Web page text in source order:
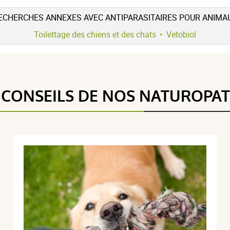
ANNEXES AVEC ANTIPARASITAIRES POUR
Toilettage des chiens et des chats
Vetobiol
DE NOS